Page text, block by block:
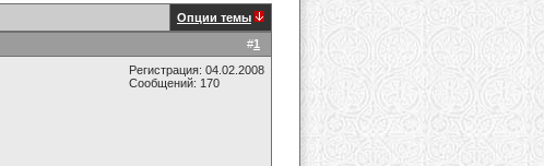
Опции темы
#1
Регистрация: 04.02.2008
Сообщений: 170